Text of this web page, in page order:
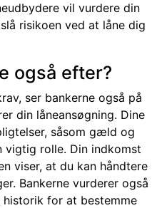
vil vurdere din
risikoen ved at låne dig
også efter?
ser bankerne også på
din låneansøgning. Dine
såsom gæld og
vigtig rolle. Din indkomst
viser, at du kan håndtere
Bankerne vurderer også
for at bestemme